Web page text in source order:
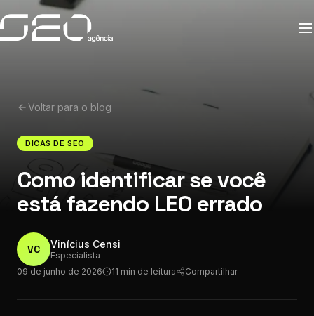
Voltar para o blog
DICAS DE SEO
Como identificar se você
está fazendo LEO errado
VC Vinícius Censi
Especialista
09 de junho de 2026
11 min de leitura Compartilhar